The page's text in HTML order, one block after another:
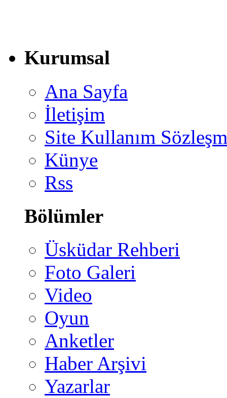
Kurumsal
Ana Sayfa
İletişim
Site Kullanım
Künye
Rss
Bölümler
Üsküdar Rehberi
Foto Galeri
Video
Oyun
Anketler
Haber Arşivi
Yazarlar